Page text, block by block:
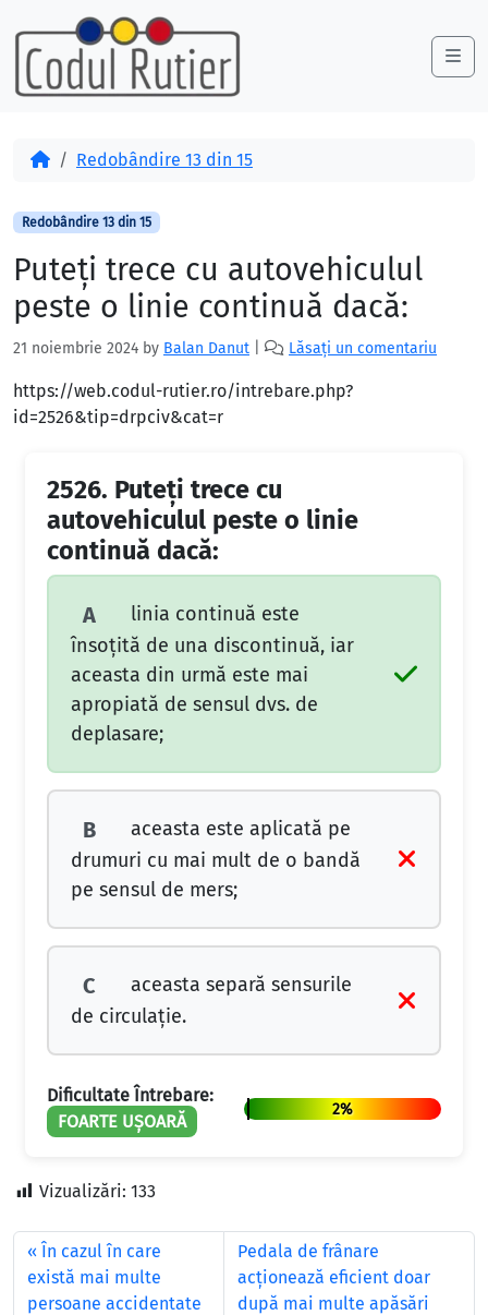
Skip to content
Skip to footer
AcasăRedobândire 13 din 15
Redobândire 13 din 15
Puteţi trece cu autovehiculul
peste o linie continuă dacă:
21 noiembrie 2024 by Balan Danut Lăsați un comentariu
https://web.codul-rutier.ro/intrebare.php?
id=2526&tip=drpciv&cat=r
2526. Puteţi trece cu
autovehiculul peste o linie
continuă dacă:
A
linia continuă este
însoţită de una discontinuă, iar
aceasta din urmă este mai
apropiată de sensul dvs. de
deplasare;
B
aceasta este aplicată pe
drumuri cu mai mult de o bandă
pe sensul de mers;
C
aceasta separă sensurile
de circulaţie.
Dificultate Întrebare:
FOARTE UȘOARĂ
2%
Vizualizări: 133
În cazul în care
există mai multe
persoane accidentate
Pedala de frânare
acționează eficient doar
după mai multe apăsări